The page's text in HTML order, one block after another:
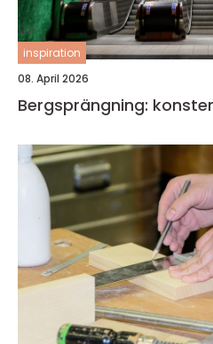
inspiration
08. April 2026
Bergsprängning: